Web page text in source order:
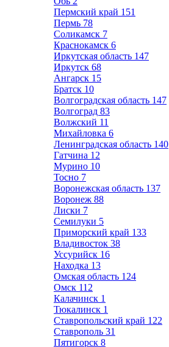
Пермский край 151
Пермь 78
Соликамск 7
Краснокамск 6
Иркутская область 147
Иркутск 68
Ангарск 15
Братск 10
Волгоградская область 147
Волгоград 83
Волжский 11
Михайловка 6
Ленинградская область 140
Гатчина 12
Мурино 10
Тосно 7
Воронежская область 137
Воронеж 88
Лиски 7
Семилуки 5
Приморский край 133
Владивосток 38
Уссурийск 16
Находка 13
Омская область 124
Омск 112
Калачинск 1
Тюкалинск 1
Ставропольский край 122
Ставрополь 31
Пятигорск 8